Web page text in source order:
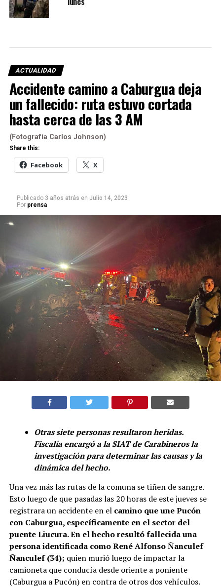
ACTUALIDAD
Accidente camino a Caburgua deja
un fallecido: ruta estuvo cortada
hasta cerca de las 3 AM
(Fotografía Carlos Johnson)
Share this:
Facebook X
Publicado 3 años atrás en Julio 14, 2023
Por prensa
Otras siete personas resultaron heridas.
Fiscalía encargó a la SIAT de Carabineros la
investigación para determinar las causas y la
dinámica del hecho.
Una vez más las rutas de la comuna se tiñen de sangre.
Esto luego de que pasadas las 20 horas de este jueves se
registrara un accidente en el camino que une Pucón
con Caburgua, específicamente en el sector del
puente Liucura. En el hecho resultó fallecida una
persona identificada como René Alfonso Ñanculef
Ñanculef (34); quien murió luego de impactar la
camioneta que conducía desde oriente a poniente
(Caburgua a Pucón) en contra de otros dos vehículos.